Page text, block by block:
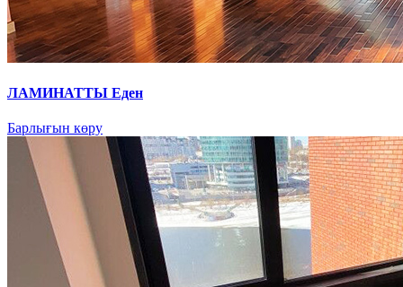
ЛАМИНАТТЫ Еден
Барлығын көру